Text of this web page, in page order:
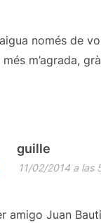
només de
m’agrada,
guille
11/02/2014 a las
amigo Juan